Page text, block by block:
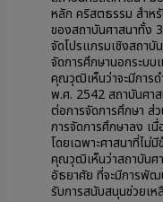
หลัก คริสตธรรม สำห
ของสถาบันศาสนาทั้ง
จัดโปรแกรมเชิงสถา
จัดการศึกษานอกระบบ
คุณวุฒิเห็นว่าจะมีการ
พ.ศ. 2542 สถาบันศาส
ต่อการจัดการศึกษา ส่
การจัดการศึกษาลง เ
โดยเฉพาะศาสนาที่ไม่
คุณวุฒิเห็นว่าสถาบันศ
อัธยาศัย ที่จะมีการพั
รับการสนับสนุนช่วยเ